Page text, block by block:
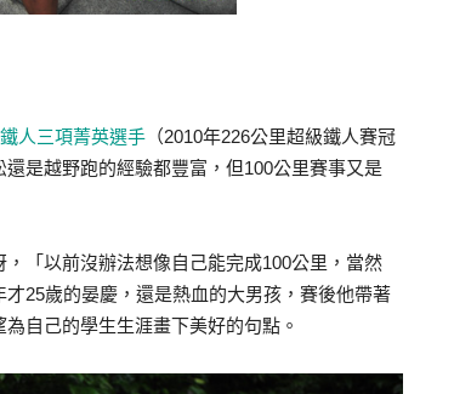
人三項菁英選手 （2010年226公里超級鐵人賽冠
還是越野跑的經驗都豐富，但100公里賽事又是
「以前沒辦法想像自己能完成100公里，當然
25歲的晏慶，還是熱血的大男孩，賽後他帶著
自己的學生生涯畫下美好的句點。